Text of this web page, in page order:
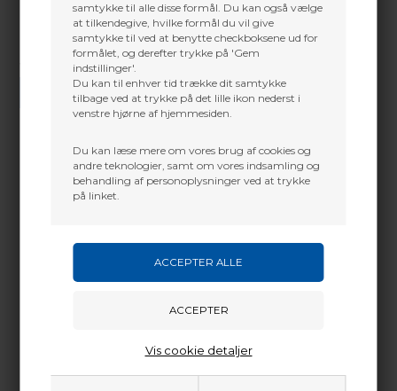
samtykke til alle disse formål. Du kan også vælge
at tilkendegive, hvilke formål du vil give
samtykke til ved at benytte checkboksene ud for
formålet, og derefter trykke på 'Gem
indstillinger'.
Du kan til enhver tid trække dit samtykke
tilbage ved at trykke på det lille ikon nederst i
venstre hjørne af hjemmesiden.
Du kan læse mere om vores brug af cookies og
andre teknologier, samt om vores indsamling og
behandling af personoplysninger ved at trykke
på linket.
Vis cookie detaljer
Martin Damsbo
Vi gør vores bedste for at besvare alle henvendelser indenfor 24 timer.
SEND SPØRGSMÅL
Mere info
archery equipment.
Let-Off percentage reading
Large hook for easy loop attachment
Reinforced aluminum outer shell
Luggage/Fish/Turkey weight function